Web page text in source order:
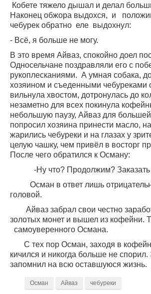
Кобете тяжело дышал и делал
Наконец обжора выдохся, и
чебурек обратно еле выдохнул:
- Всё, я больше не могу.
В это время Айваз, спокойно доел
Односельчане поздравляли его с
рукоплесканиями. А умная собака,
хозяином и съеденными чебуреками
вильнула хвостом, дотронулась до
незаметно для всех покинула
небольшую паузу, Айваз для большей
попросил хозяина принести масло,
жарились чебуреки и на глазах у
целую чашку, чем привёл в восторг
После чего обратился к Осману:
-Ну что? Продолжим? Заказать
Осман в ответ лишь
головой.
Айваз забрал свои честно
золотых монет и вышел из кофейни.
самоуверенного Османа.
С тех пор Осман, заходя в
кичился и никогда больше не спорил.
запомнил на всю оставшуюся жизнь.
Осман Айваз чебуреки